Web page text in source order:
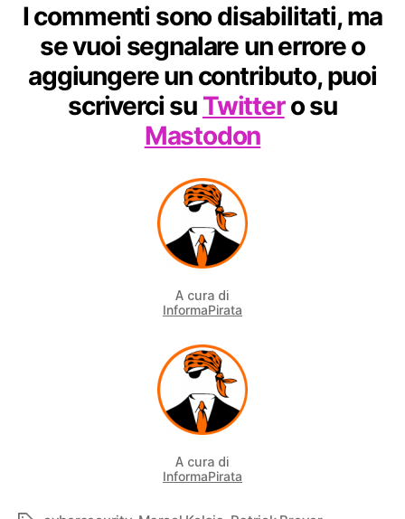
I commenti sono disabilitati, ma
se vuoi segnalare un errore o
aggiungere un contributo, puoi
scriverci su Twittero su
Mastodon
A cura di
InformaPirata
A cura di
InformaPirata